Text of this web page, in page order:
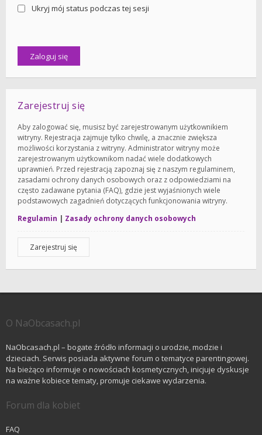
Ukryj mój status podczas tej sesji
Zarejestruj się
Aby zalogować się, musisz być zarejestrowanym użytkownikiem
witryny. Rejestracja zajmuje tylko chwilę, a znacznie zwiększa
możliwości korzystania z witryny. Administrator witryny może
zarejestrowanym użytkownikom nadać wiele dodatkowych
uprawnień. Przed rejestracją zapoznaj się z naszym regulaminem,
zasadami ochrony danych osobowych oraz z odpowiedziami na
często zadawane pytania (FAQ), gdzie jest wyjaśnionych wiele
podstawowych zagadnień dotyczących funkcjonowania witryny.
Regulamin | Zasady ochrony danych osobowych
Zarejestruj się
O NaObcasach.pl
NaObcasach.pl – bogate źródło informacji o urodzie, modzie i
dzieciach. Serwis posiada aktywne forum o tematyce parentingowej.
Na bieżąco informuje o nowościach kosmetycznych, inicjuje dyskusje
na ważne kobiece tematy, promuje ciekawe wydarzenia.
Forum dla kobiet
FAQ